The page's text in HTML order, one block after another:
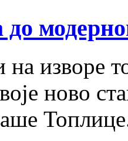
изворе
ново